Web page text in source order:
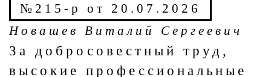
№215-р от 20.07.2026
Новашев Виталий Сергеевич
За добросовестный труд,
высокие профессиональные